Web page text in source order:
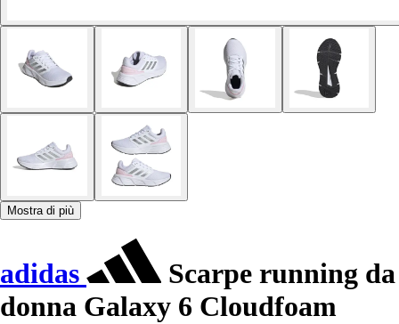
Mostra di più
adidas
Scarpe running da
donna Galaxy 6 Cloudfoam